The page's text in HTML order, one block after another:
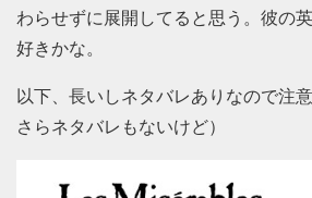
わらせずに展開してると思う。彼の
好きかな。
以下、長いしネタバレありなので注
さらネタバレもないけど）